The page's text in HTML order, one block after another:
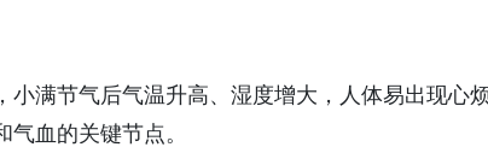
小满节气后气温升高、湿度增大，人体易出现心
血的关键节点。